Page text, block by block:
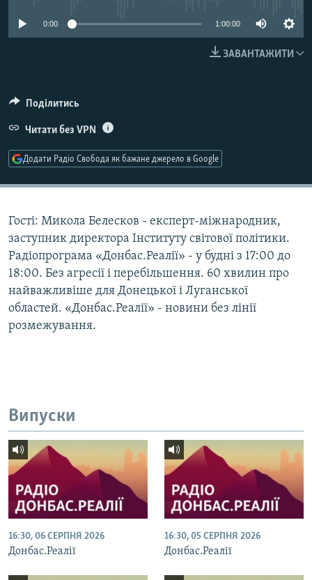
ФОТО
КРИМ РЕАЛІЇ
УКР
Усі сайти RFE/RL
0:00 1:00:00
ЗАВАНТАЖИТИ
Поділитись
Читати без VPN
Додати Радіо Свобода як бажане джерело в Google
Гості: Микола Белесков - експерт-міжнародник,
заступник директора Інституту світової політики.
Радіопрограма «Донбас.Реалії» - у будні з 17:00 до
18:00. Без агресії і перебільшення. 60 хвилин про
найважливіше для Донецької і Луганської
областей. «Донбас.Реалії» - новини без лінії
розмежування.
Випуски
16:30, 06 СЕРПНЯ 2026
Донбас.Реалії
16:30, 05 СЕРПНЯ 2026
Донбас.Реалії